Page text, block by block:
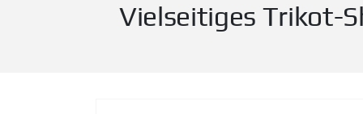
Vielseitiges Trikot-